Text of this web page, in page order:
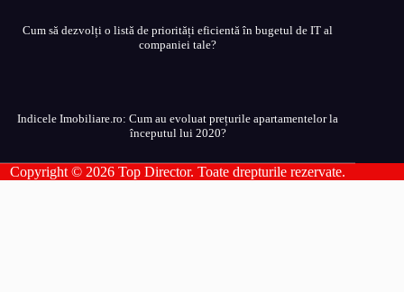
Cum să dezvolți o listă de priorități eficientă în bugetul de IT al
companiei tale?
Indicele Imobiliare.ro: Cum au evoluat prețurile apartamentelor la
începutul lui 2020?
Copyright © 2026 Top Director. Toate drepturile rezervate.